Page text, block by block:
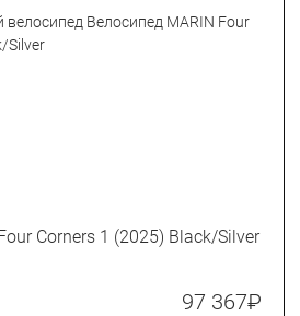
Corners 1 (2025) Black/Silver
97 367₽